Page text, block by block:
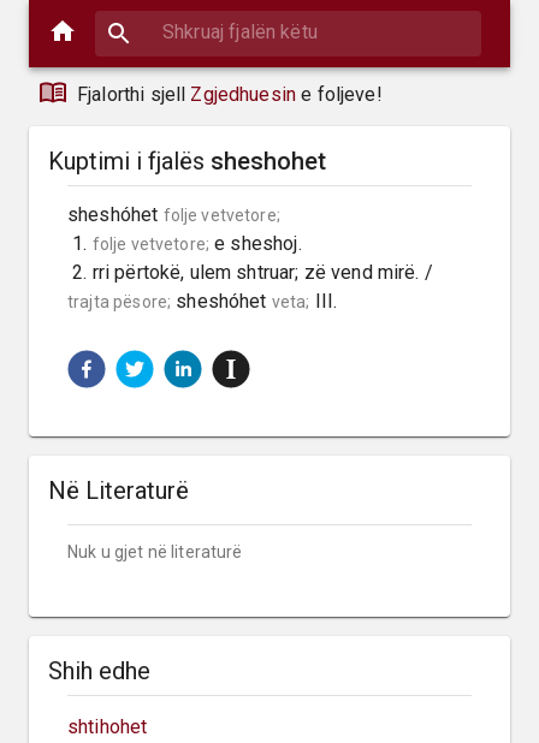
Fjalorthi sjell Zgjedhuesin e foljeve!
Kuptimi i fjalës sheshohet
sheshóhet folje vetvetore;
1. folje vetvetore; e sheshoj.
trajta pësore; sheshóhet veta; III.
Në Literaturë
Nuk u gjet në literaturë
Shih edhe
shtihohet